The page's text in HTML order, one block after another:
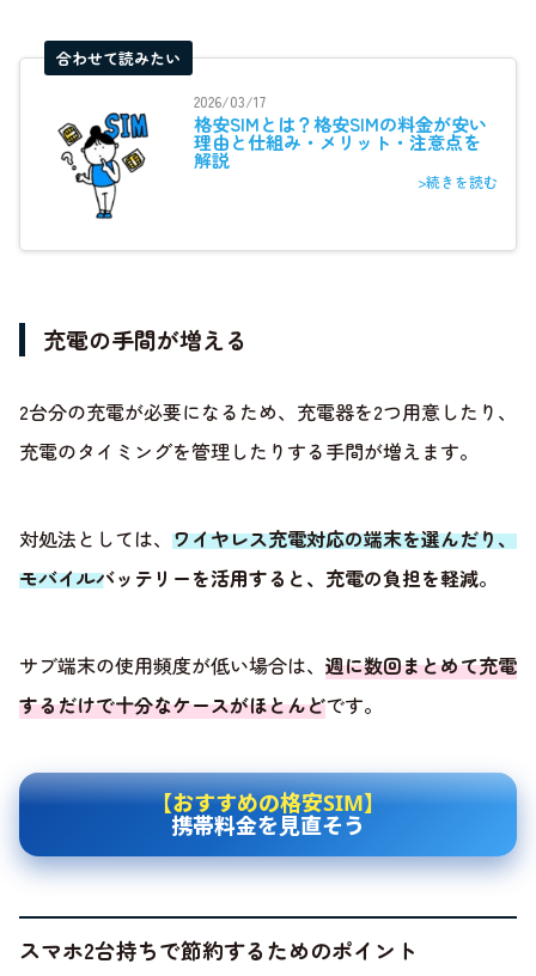
合わせて読みたい
2026/03/17
格安SIMとは？格安SIMの料金が安い
理由と仕組み・メリット・注意点を
解説
>続きを読む
充電の手間が増える
2台分の充電が必要になるため、充電器を2つ用意したり、
充電のタイミングを管理したりする手間が増えます。
対処法としては、 ワイヤレス充電対応の端末を選んだり、
モバイルバッテリーを活用すると、充電の負担を軽減。
サブ端末の使用頻度が低い場合は、 週に数回まとめて充電
するだけで十分なケースがほとんどです。
【おすすめの格安SIM】
携帯料金を見直そう
スマホ2台持ちで節約するためのポイント